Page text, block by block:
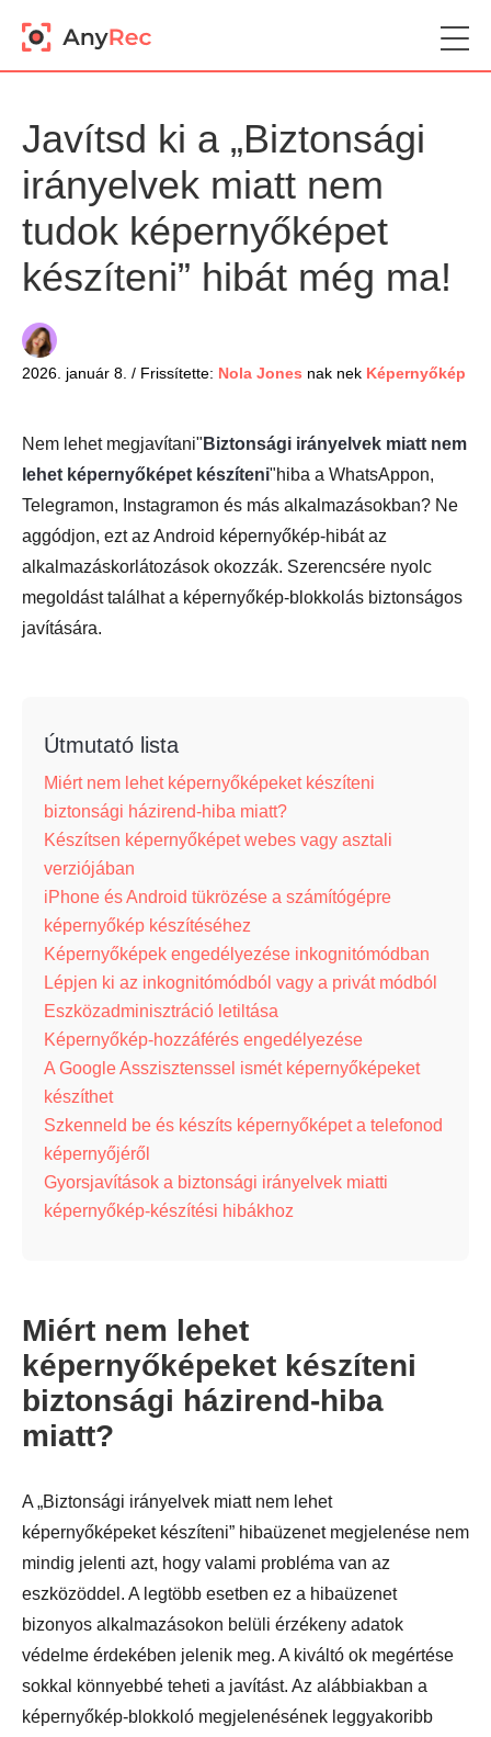
Javítsd ki a „Biztonsági
irányelvek miatt nem
tudok képernyőképet
készíteni” hibát még ma!
2026. január 8. / Frissítette: Nola Jones nak nek Képernyőkép
Nem lehet megjavítani" Biztonsági irányelvek miatt nem
lehet képernyőképet készíteni"hiba a WhatsAppon,
Telegramon, Instagramon és más alkalmazásokban? Ne
aggódjon, ezt az Android képernyőkép-hibát az
alkalmazáskorlátozások okozzák. Szerencsére nyolc
megoldást találhat a képernyőkép-blokkolás biztonságos
javítására.
Útmutató lista
Miért nem lehet képernyőképeket készíteni
biztonsági házirend-hiba miatt?
Készítsen képernyőképet webes vagy asztali
verziójában
iPhone és Android tükrözése a számítógépre
képernyőkép készítéséhez
Képernyőképek engedélyezése inkognitómódban
Lépjen ki az inkognitómódból vagy a privát módból
Eszközadminisztráció letiltása
Képernyőkép-hozzáférés engedélyezése
A Google Asszisztenssel ismét képernyőképeket
készíthet
Szkenneld be és készíts képernyőképet a telefonod
képernyőjéről
Gyorsjavítások a biztonsági irányelvek miatti
képernyőkép-készítési hibákhoz
Miért nem lehet
képernyőképeket készíteni
biztonsági házirend-hiba
miatt?
A „Biztonsági irányelvek miatt nem lehet
képernyőképeket készíteni” hibaüzenet megjelenése nem
mindig jelenti azt, hogy valami probléma van az
eszközöddel. A legtöbb esetben ez a hibaüzenet
bizonyos alkalmazásokon belüli érzékeny adatok
védelme érdekében jelenik meg. A kiváltó ok megértése
sokkal könnyebbé teheti a javítást. Az alábbiakban a
képernyőkép-blokkoló megjelenésének leggyakoribb